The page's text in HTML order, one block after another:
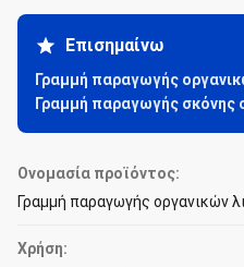
Επισημαίνω
Γραμμή παραγωγής
Γραμμή παραγωγής σκόνης
Ονομασία προϊόντος:
Γραμμή παραγωγής οργανικών
Χρήση: